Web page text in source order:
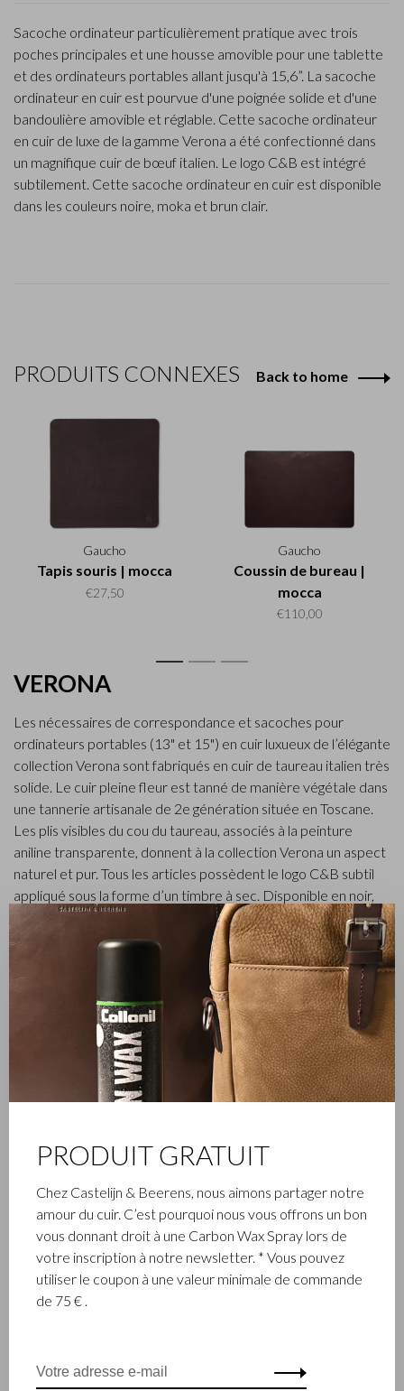
Sacoche ordinateur particulièrement pratique avec trois
poches principales et une housse amovible pour une tablette
et des ordinateurs portables allant jusqu'à 15,6”. La sacoche
ordinateur en cuir est pourvue d'une poignée solide et d'une
bandoulière amovible et réglable. Cette sacoche ordinateur
en cuir de luxe de la gamme Verona a été confectionné dans
un magnifique cuir de bœuf italien. Le logo C&B est intégré
subtilement. Cette sacoche ordinateur en cuir est disponible
dans les couleurs noire, moka et brun clair.
PRODUITS CONNEXES Back to home
Gaucho
Tapis souris | mocca
€27,50
Gaucho
Coussin de bureau |
mocca
€110,00
1 2 3
VERONA
Les nécessaires de correspondance et sacoches pour
ordinateurs portables (13" et 15") en cuir luxueux de l’élégante
collection Verona sont fabriqués en cuir de taureau italien très
solide. Le cuir pleine fleur est tanné de manière végétale dans
une tannerie artisanale de 2e génération située en Toscane.
Les plis visibles du cou du taureau, associés à la peinture
aniline transparente, donnent à la collection Verona un aspect
naturel et pur. Tous les articles possèdent le logo C&B subtil
appliqué sous la forme d’un timbre à sec. Disponible en noir,
moka et marron clair.
✕
PRODUIT GRATUIT
Chez Castelijn & Beerens, nous aimons partager notre
amour du cuir. C’est pourquoi nous vous offrons un bon
vous donnant droit à une Carbon Wax Spray lors de
votre inscription à notre newsletter. * Vous pouvez
utiliser le coupon à une valeur minimale de commande
de 75 € .